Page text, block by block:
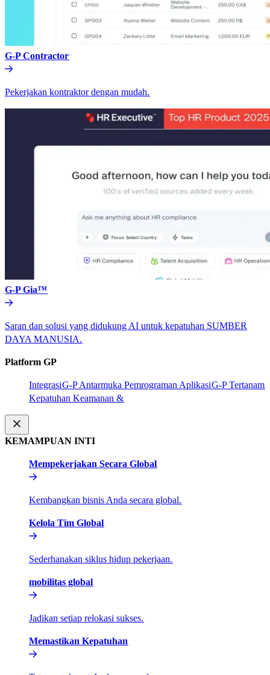
G-P Contractor​​
Pekerjakan kontraktor dengan mudah.​​
G-P Gia™​​
Saran dan solusi yang didukung AI untuk kepatuhan SUMBER
DAYA MANUSIA.​​
Platform GP​​
Integrasi​​G-P Antarmuka Pemrograman Aplikasi​​G-P Tertanam​​
Kepatuhan Keamanan &​​
KEMAMPUAN INTI​​
Mempekerjakan Secara Global​​
Kembangkan bisnis Anda secara global.​​
Kelola Tim Global​​
Sederhanakan siklus hidup pekerjaan.​​
mobilitas global​​
Jadikan setiap relokasi sukses.​​
Memastikan Kepatuhan​​